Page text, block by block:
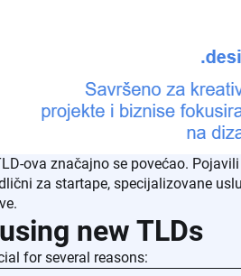
ova značajno se povećao.
za startape, specijalizovane
new TLDs
for several reasons: